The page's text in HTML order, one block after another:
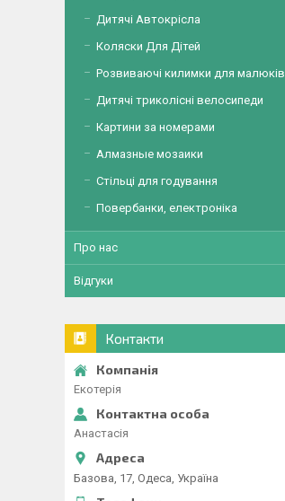
Дитячі Автокрісла
Коляски Для Дітей
Розвиваючі килимки для малюків
Дитячі триколісні велосипеди
Картини за номерами
Алмазные мозаики
Стільці для годування
Повербанки, електроніка
Про нас
Відгуки
Контакти
Екотерія
Анастасія
Базова, 17, Одеса, Україна